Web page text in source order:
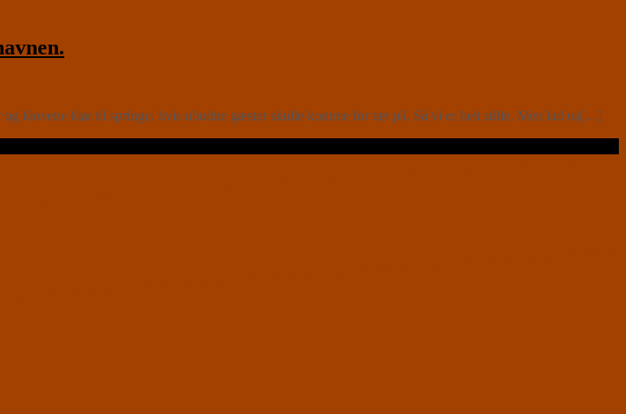
klovene klar til springe, hvis ubudne gæster skulle komme for tæt på. Så vi er helt stille. Men lad os[…]